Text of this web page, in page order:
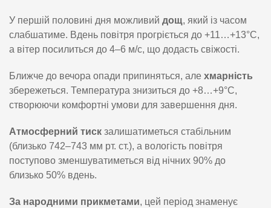
У першій половині дня можливий дощ, який із часом
слабшатиме. Вдень повітря прогріється до +11…+13°C,
а вітер посилиться до 4–6 м/с, що додасть свіжості.
Ближче до вечора опади припиняться, але хмарність
збережеться. Температура знизиться до +8…+9°C,
створюючи комфортні умови для завершення дня.
Атмосферний тиск залишатиметься стабільним
(близько 742–743 мм рт. ст.), а вологість повітря
поступово зменшуватиметься від нічних 90% до
близько 50% вдень.
За народними прикметами, цей період знаменує